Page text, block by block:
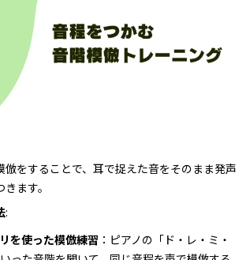
倣をすることで、耳で捉えた音をそのまま発声
ます。
:
を使った模倣練習 ：ピアノの「ド・レ・ミ・